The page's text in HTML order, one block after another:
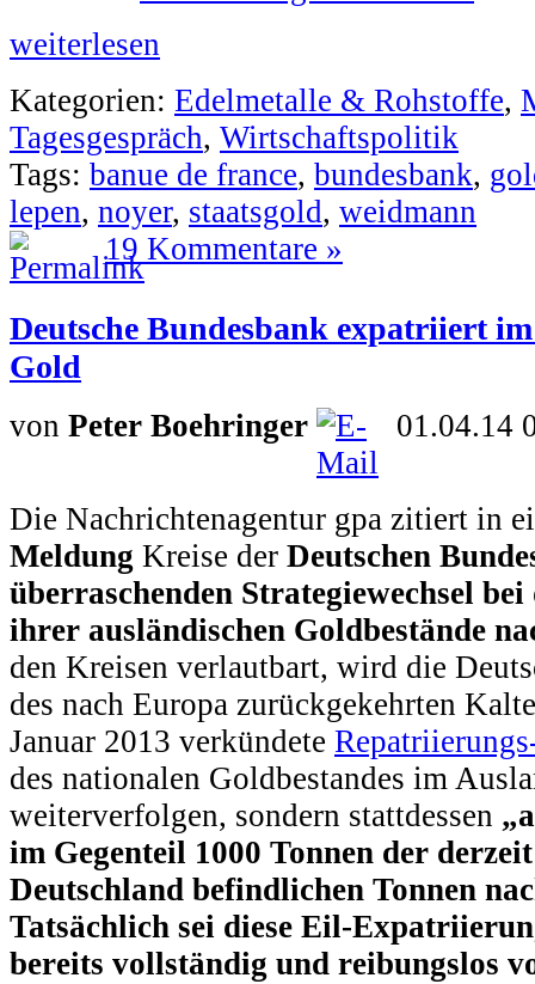
weiterlesen
Kategorien: Edelmetalle & Rohstoffe,
Tagesgespräch, Wirtschaftspolitik
Tags: banue de france, bundesbank,
lepen, noyer, staatsgold, weidmann
19 Kommentare »
Deutsche Bundesbank expatriiert
Gold
von Peter Boehringer 01.04.14
Die Nachrichtenagentur gpa zitiert in
Meldung Kreise der Deutschen
überraschenden Strategiewechsel
ihrer ausländischen Goldbestände
den Kreisen verlautbart, wird die
des nach Europa zurückgekehrten
Januar 2013 verkündete
des nationalen Goldbestandes im
weiterverfolgen, sondern stattdessen
im Gegenteil 1000 Tonnen der
Deutschland befindlichen Tonnen
Tatsächlich sei diese Eil-
bereits vollständig und reibungslos